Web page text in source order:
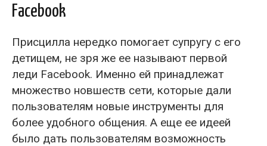
Facebook
Присцилла нередко помогает супругу с его
детищем, не зря же ее называют первой
леди Facebook. Именно ей принадлежат
множество новшеств сети, которые дали
пользователям новые инструменты для
более удобного общения. А еще ее идеей
было дать пользователям возможность